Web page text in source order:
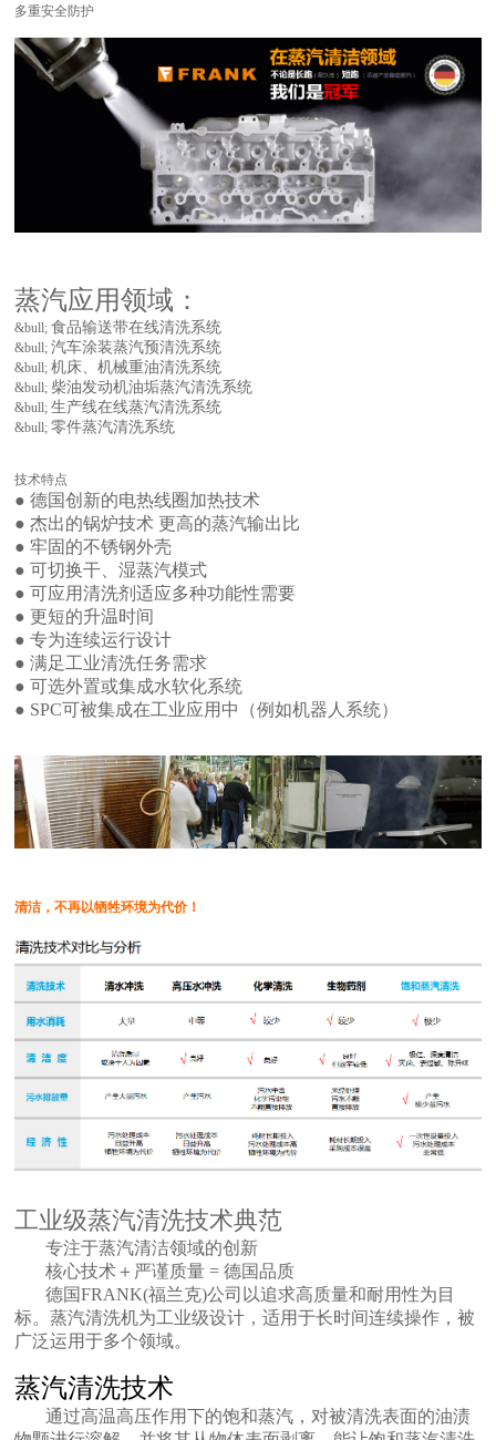
多重安全防护
蒸汽应用领域：
&bull;食品输送带在线清洗系统
&bull;汽车涂装蒸汽预清洗系统
&bull;机床、机械重油清洗系统
&bull; 柴油发动机油垢蒸汽清洗系统
&bull;生产线在线蒸汽清洗系统
&bull;零件蒸汽清洗系统
技术特点
●德国创新的电热线圈加热技术
●杰出的锅炉技术 更高的蒸汽输出比
●牢固的不锈钢外壳
●可切换干、湿蒸汽模式
●可应用清洗剂适应多种功能性需要
●更短的升温时间
●专为连续运行设计
●满足工业清洗任务需求
●可选外置或集成水软化系统
● SPC可被集成在工业应用中（例如机器人系统）
清洁，不再以牺牲环境为代价！
工业级蒸汽清洗技术典范
专注于蒸汽清洁领域的创新
核心技术＋严谨质量 = 德国品质
德国FRANK(福兰克)公司以追求高质量和耐用性为目
标。蒸汽清洗机为工业级设计，适用于长时间连续操作，被
广泛运用于多个领域。
蒸汽清洗技术
通过高温高压作用下的饱和蒸汽，对被清洗表面的油渍